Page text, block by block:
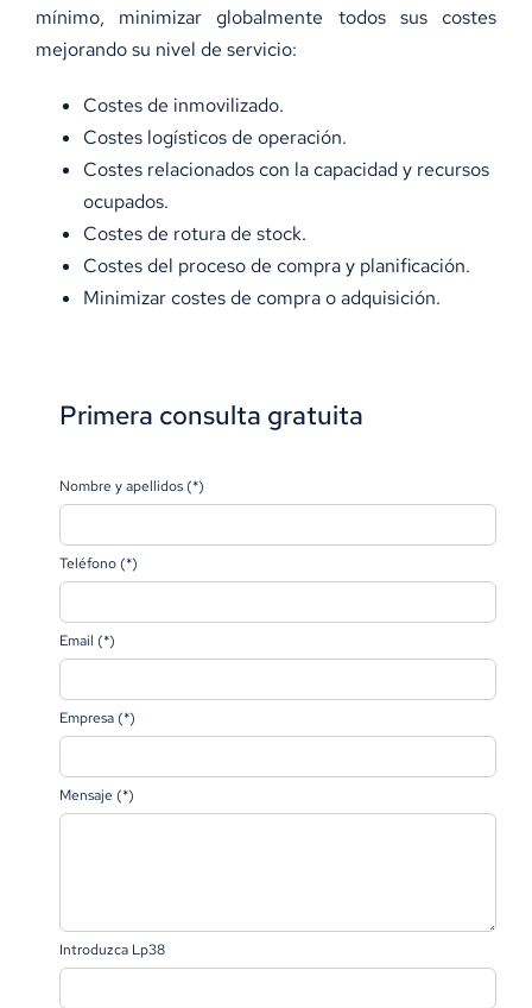
mínimo, minimizar globalmente todos sus costes
mejorando su nivel de servicio:
Costes de inmovilizado.
Costes logísticos de operación.
Costes relacionados con la capacidad y recursos
ocupados.
Costes de rotura de stock.
Costes del proceso de compra y planificación.
Minimizar costes de compra o adquisición.
Primera consulta gratuita
Nombre y apellidos (*)
Teléfono (*)
Email (*)
Empresa (*)
Mensaje (*)
Introduzca Lp38